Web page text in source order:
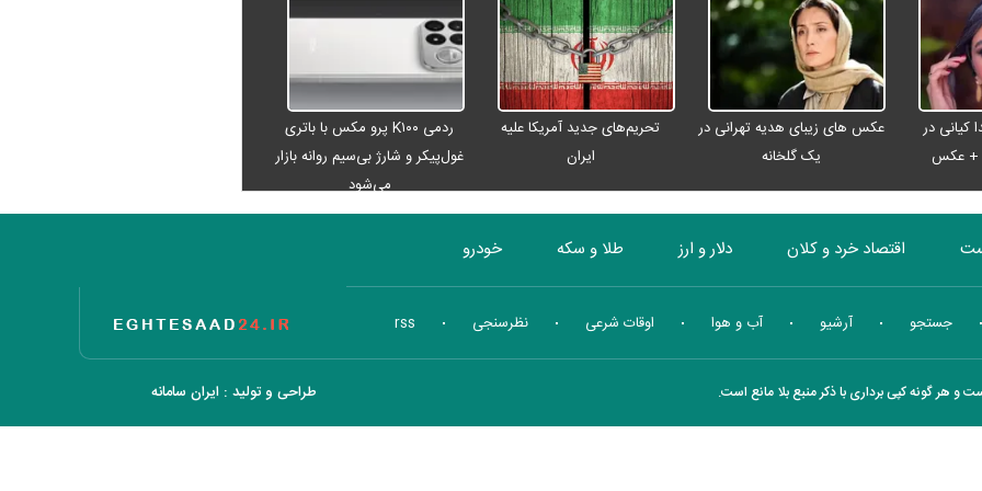
کیانی در
+ عکس
عکس های زیبای هدیه تهرانی در
یک گلخانه
تحریم‌های جدید آمریکا علیه
ایران
ردمی K۱۰۰ پرو مکس با باتری
غول‌پیکر و شارژ بی‌سیم روانه بازار
می‌شود
اقتصاد خرد و کلان دلار و ارز طلا و سکه خودرو
بورس انرژی چندرسانه ای منهای اقتصاد تاریخ اقتصاد جستجو آرشیو آب و هوا اوقات شرعی نظرسنجی rss
طراحی و تولید : ایران سامانه